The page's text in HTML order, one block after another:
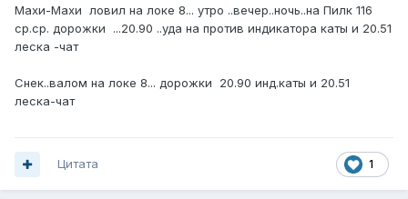
Махи-Махи ловил на локе 8... утро ..вечер..ночь..на Пилк 116
ср.ср. дорожки ...20.90 ..уда на против индикатора каты и 20.51
леска -чат
Снек..валом на локе 8... дорожки 20.90 инд.каты и 20.51
леска-чат
1
Цитата